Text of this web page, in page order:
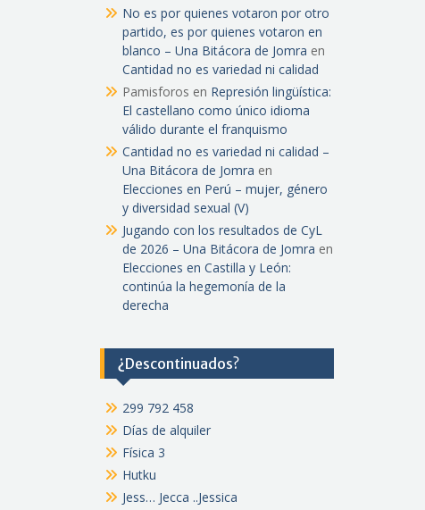
No es por quienes votaron por otro
partido, es por quienes votaron en
blanco – Una Bitácora de Jomra en
Cantidad no es variedad ni calidad
Pamisforos en Represión lingüística:
El castellano como único idioma
válido durante el franquismo
Cantidad no es variedad ni calidad –
Una Bitácora de Jomra en
Elecciones en Perú – mujer, género
y diversidad sexual (V)
Jugando con los resultados de CyL
de 2026 – Una Bitácora de Jomra en
Elecciones en Castilla y León:
continúa la hegemonía de la
derecha
¿Descontinuados?
299 792 458
Días de alquiler
Física 3
Hutku
Jess… Jecca ..Jessica